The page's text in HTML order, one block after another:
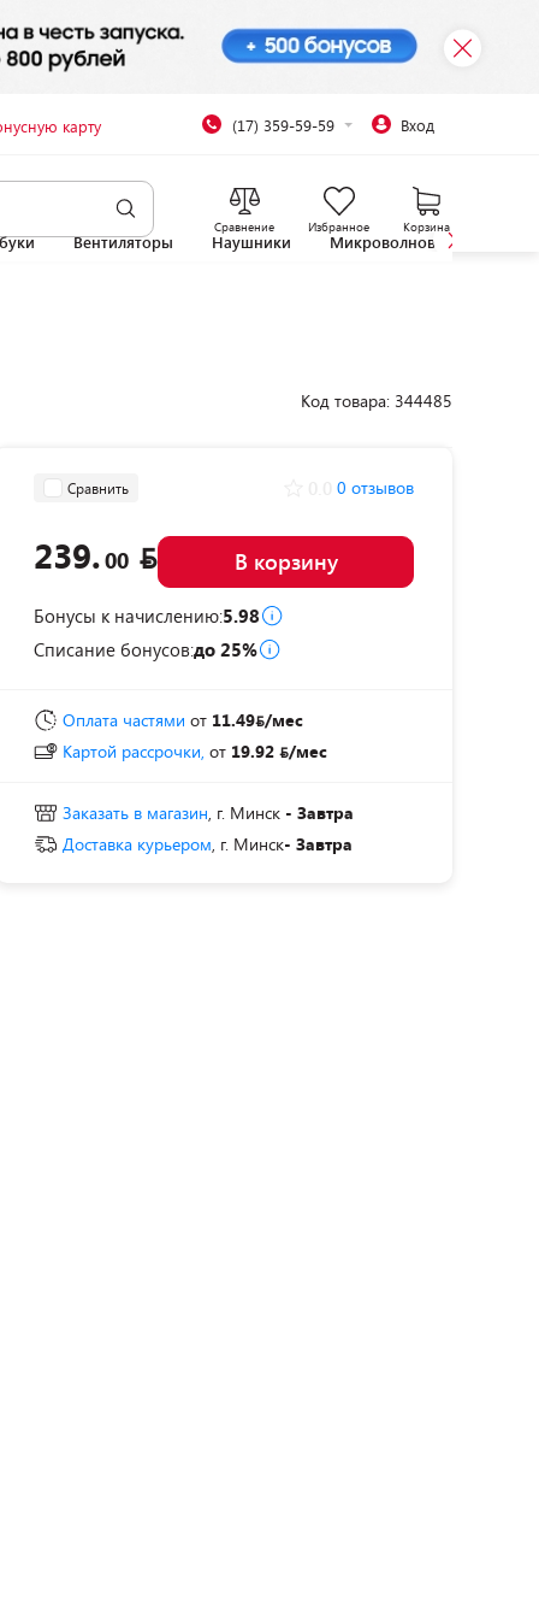
карту (17) 359-59-59 Вход
Сравнение Избранное Корзина
Вентиляторы Наушники Микроволновые печи
Код товара: 344485
Сравнить 0 отзывов
239.00 В корзину
Бонусы к начислению:5.98
Списание бонусов:до 25%
Оплата частями от 11.49 /мес
Картой рассрочки, от 19.92 /мес
Заказать в магазин, г. Минск - Завтра
Доставка курьером, г. Минск- Завтра